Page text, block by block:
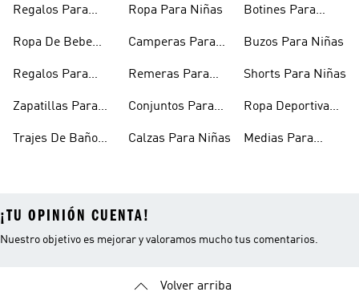
Regalos Para
Ropa De Bebe
Regalos Para
Zapatillas Para
Trajes De Baño
Ropa Para Niñas
Camperas Para
Remeras Para
Conjuntos Para
Calzas Para Niñas
Botines Para
Buzos Para Niñas
Shorts Para Niñas
Ropa Deportiva
Medias Para
¡TU OPINIÓN CUENTA!
Nuestro objetivo es mejorar y valoramos mucho tus comentarios.
Volver arriba